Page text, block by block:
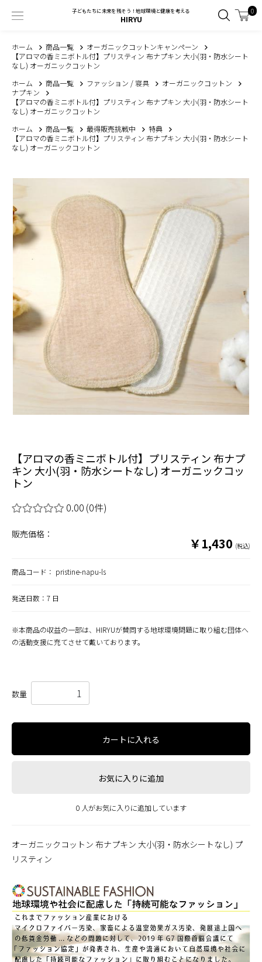
子どもたちに未来を残そう！地球環境と健康を考える
HIRYU
0
ホーム 商品一覧
オーガニックコットンキャンペーン
【アロマの香ミニボトル付】プリスティン 布ナプキン 大小(羽・防水シート
なし) オーガニックコットン
ホーム
商品一覧 ファッション / 寝具
オーガニックコットン
ナプキン
【アロマの香ミニボトル付】プリスティン 布ナプキン 大小(羽・防水シート
なし) オーガニックコットン
ホーム
商品一覧 最得販売挑戦中
特典
【アロマの香ミニボトル付】プリスティン 布ナプキン 大小(羽・防水シート
なし) オーガニックコットン
【アロマの香ミニボトル付】プリスティン 布ナプ
キン 大小(羽・防水シートなし) オーガニックコッ
トン
0.00 (0件)
販売価格：
￥1,430 (税込)
商品コード： pristine-napu-ls
発送日数：7 日
※本商品の収益の一部は、HIRYUが賛同する地球環境問題に取り組む団体へ
の活動支援に充てさせて戴いております。
数量
カートに入れる
お気に入りに追加
0 人がお気に入りに追加しています
オーガニックコットン 布ナプキン 大小(羽・防水シートなし) プ
リスティン